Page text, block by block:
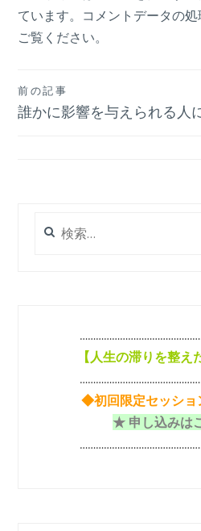
ています。 コメントデータの
ご覧ください。
投
稿
前の記事
誰かに影響を与えられる人
索:
【人生の滞りを整え
◆初回限定セッシ
★ 申し込みは